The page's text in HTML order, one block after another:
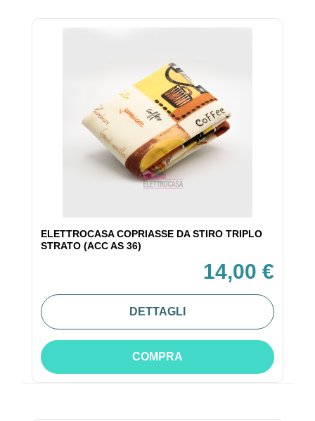
ELETTROCASA COPRIASSE DA STIRO TRIPLO
STRATO (ACC AS 36)
14,00 €
DETTAGLI
COMPRA